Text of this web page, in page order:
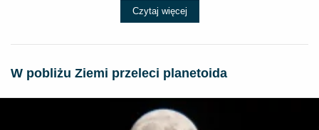
Czytaj więcej
W pobliżu Ziemi przeleci planetoida